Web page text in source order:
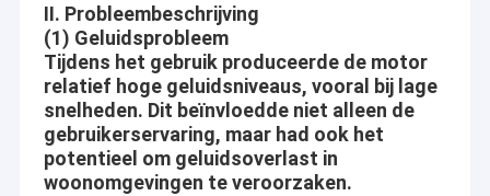
II. Probleembeschrijving
(1) Geluidsprobleem
Tijdens het gebruik produceerde de motor
relatief hoge geluidsniveaus, vooral bij lage
snelheden. Dit beïnvloedde niet alleen de
gebruikerservaring, maar had ook het
potentieel om geluidsoverlast in
woonomgevingen te veroorzaken.